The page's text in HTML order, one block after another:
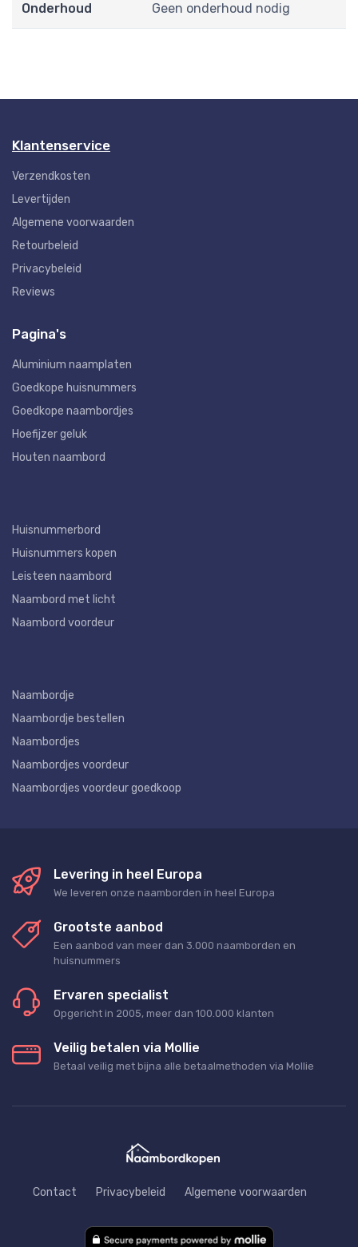
Onderhoud Geen onderhoud nodig
Klantenservice
Verzendkosten
Levertijden
Algemene voorwaarden
Retourbeleid
Privacybeleid
Reviews
Pagina's
Aluminium naamplaten
Goedkope huisnummers
Goedkope naambordjes
Hoefijzer geluk
Houten naambord
Huisnummerbord
Huisnummers kopen
Leisteen naambord
Naambord met licht
Naambord voordeur
Naambordje
Naambordje bestellen
Naambordjes
Naambordjes voordeur
Naambordjes voordeur goedkoop
Levering in heel Europa
We leveren onze naamborden in heel Europa
Grootste aanbod
Een aanbod van meer dan 3.000 naamborden en
huisnummers
Ervaren specialist
Opgericht in 2005, meer dan 100.000 klanten
Veilig betalen via Mollie
Betaal veilig met bijna alle betaalmethoden via Mollie
Contact Privacybeleid Algemene voorwaarden